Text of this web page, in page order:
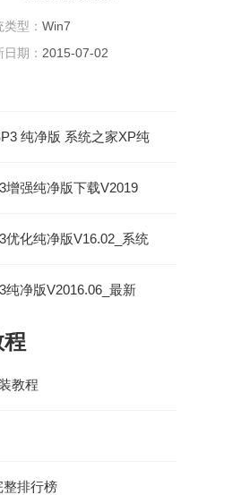
类型： Win7
日期： 2015-07-02
纯净版 系统之家XP纯
增强纯净版下载V2019
优化纯净版V16.02_系统
纯净版V2016.06_最新
程
教程
整排行榜